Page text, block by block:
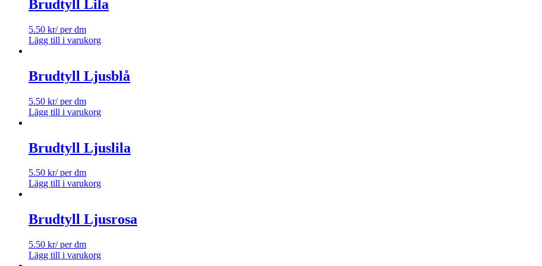
Brudtyll Lila
5.50 kr/ per dm
Lägg till i varukorg
Brudtyll Ljusblå
5.50 kr/ per dm
Lägg till i varukorg
Brudtyll Ljuslila
5.50 kr/ per dm
Lägg till i varukorg
Brudtyll Ljusrosa
5.50 kr/ per dm
Lägg till i varukorg